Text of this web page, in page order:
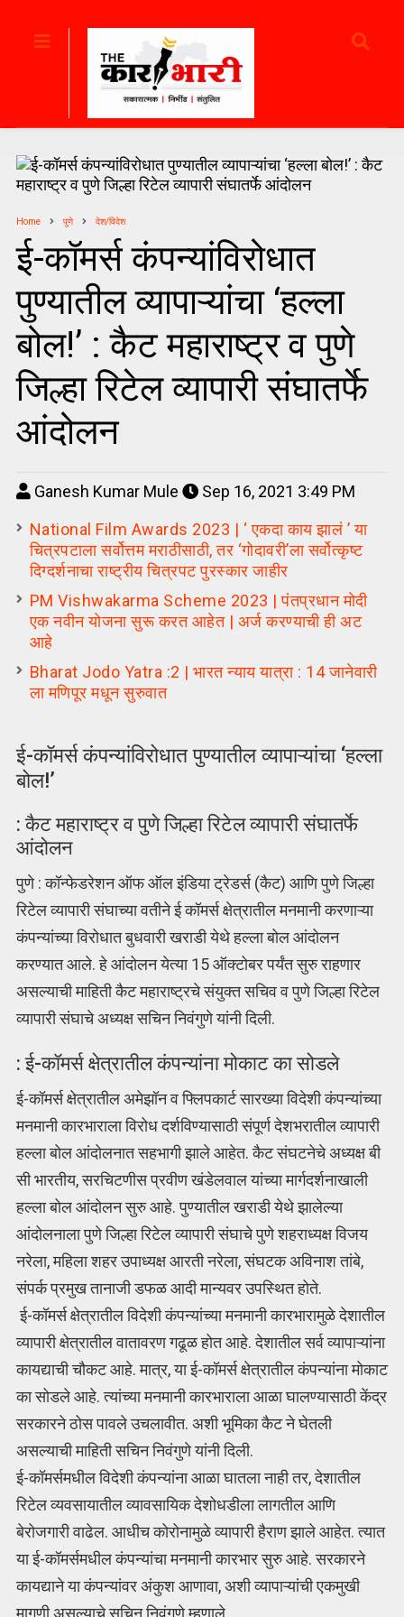
Home पुणे देश/विदेश
ई-कॉमर्स कंपन्यांविरोधात
पुण्यातील व्यापाऱ्यांचा ‘हल्ला
बोल!’ : कैट महाराष्ट्र व पुणे
जिल्हा रिटेल व्यापारी संघातर्फे
आंदोलन
Ganesh Kumar Mule
Sep 16, 2021 3:49 PM
National Film Awards 2023 | ‘ एकदा काय झालं ’ या
चित्रपटाला सर्वोत्तम मराठीसाठी, तर ‘गोदावरी’ला सर्वोत्कृष्ट
दिग्दर्शनाचा राष्ट्रीय चित्रपट पुरस्कार जाहीर
PM Vishwakarma Scheme 2023 | पंतप्रधान मोदी
एक नवीन योजना सुरू करत आहेत | अर्ज करण्याची ही अट
आहे
Bharat Jodo Yatra :2 | भारत न्याय यात्रा : 14 जानेवारी
ला मणिपूर मधून सुरुवात
ई-कॉमर्स कंपन्यांविरोधात पुण्यातील व्यापाऱ्यांचा ‘हल्ला
बोल!’
: कैट महाराष्ट्र व पुणे जिल्हा रिटेल व्यापारी संघातर्फे
आंदोलन
पुणे : कॉन्फेडरेशन ऑफ ऑल इंडिया ट्रेडर्स (कैट) आणि पुणे जिल्हा
रिटेल व्यापारी संघाच्या वतीने ई कॉमर्स क्षेत्रातील मनमानी करणाऱ्या
कंपन्यांच्या विरोधात बुधवारी खराडी येथे हल्ला बोल आंदोलन
करण्यात आले. हे आंदोलन येत्या 15 ऑक्टोबर पर्यंत सुरु राहणार
असल्याची माहिती कैट महाराष्ट्रचे संयुक्त सचिव व पुणे जिल्हा रिटेल
व्यापारी संघाचे अध्यक्ष सचिन निवंगुणे यांनी दिली.
: ई-कॉमर्स क्षेत्रातील कंपन्यांना मोकाट का सोडले
ई-कॉमर्स क्षेत्रातील अमेझॉन व फ्लिपकार्ट सारख्या विदेशी कंपन्यांच्या
मनमानी कारभाराला विरोध दर्शविण्यासाठी संपूर्ण देशभरातील व्यापारी
हल्ला बोल आंदोलनात सहभागी झाले आहेत. कैट संघटनेचे अध्यक्ष बी
सी भारतीय, सरचिटणीस प्रवीण खंडेलवाल यांच्या मार्गदर्शनाखाली
हल्ला बोल आंदोलन सुरु आहे. पुण्यातील खराडी येथे झालेल्या
आंदोलनाला पुणे जिल्हा रिटेल व्यापारी संघाचे पुणे शहराध्यक्ष विजय
नरेला, महिला शहर उपाध्यक्ष आरती नरेला, संघटक अविनाश तांबे,
संपर्क प्रमुख तानाजी डफळ आदी मान्यवर उपस्थित होते.
ई-कॉमर्स क्षेत्रातील विदेशी कंपन्यांच्या मनमानी कारभारामुळे देशातील
व्यापारी क्षेत्रातील वातावरण गढूळ होत आहे. देशातील सर्व व्यापाऱ्यांना
कायद्याची चौकट आहे. मात्र, या ई-कॉमर्स क्षेत्रातील कंपन्यांना मोकाट
का सोडले आहे. त्यांच्या मनमानी कारभाराला आळा घालण्यासाठी केंद्र
सरकारने ठोस पावले उचलावीत. अशी भूमिका कैट ने घेतली
असल्याची माहिती सचिन निवंगुणे यांनी दिली.
ई-कॉमर्समधील विदेशी कंपन्यांना आळा घातला नाही तर, देशातील
रिटेल व्यवसायातील व्यावसायिक देशोधडीला लागतील आणि
बेरोजगारी वाढेल. आधीच कोरोनामुळे व्यापारी हैराण झाले आहेत. त्यात
या ई-कॉमर्समधील कंपन्यांचा मनमानी कारभार सुरु आहे. सरकारने
कायद्याने या कंपन्यांवर अंकुश आणावा, अशी व्यापाऱ्यांची एकमुखी
मागणी असल्याचे सचिन निवंगुणे म्हणाले.